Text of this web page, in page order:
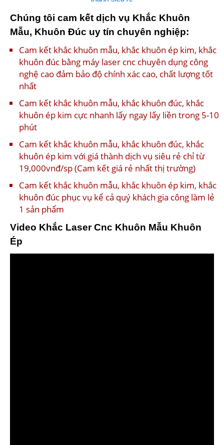
Chúng tôi cam kết dịch vụ Khắc Khuôn
Mẫu, Khuôn Đúc uy tín chuyên nghiệp:
Cam kết khắc khuôn mẫu, khắc khuôn ép kim, khắc
khuôn đúc bằng máy laser cnc chuyên dụng công
nghệ cao đảm bảo độ chính xác cao, chất lượng tốt
nhất
Cam kết khắc khuôn mẫu, khắc khuôn đúc, khắc
khuôn ép kim cực nhanh lấy ngay lấy liền trong 5-10
phút
Cam kết khắc khuôn mẫu, khắc khuôn đúc, khắc
khuôn ép kim với giá thành dịch vụ siêu rẻ chỉ từ
19,000vnđ/sp (Cam kết giá rẻ nhất thị trường)
Cam kết khắc khuôn mẫu, khắc khuôn ép kim, khắc
khuôn đúc phục vụ kể cả quý khách gia công làm lẻ
1 sản phẩm
Video Khắc Laser Cnc Khuôn Mẫu Khuôn
Ép